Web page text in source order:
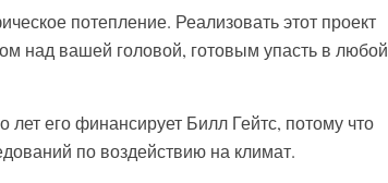
потепление. Реализовать этот проект
над вашей головой, готовым упасть в любой
лет его финансирует Билл Гейтс, потому что
по воздействию на климат.